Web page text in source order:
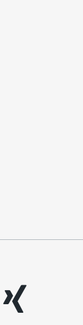
xing